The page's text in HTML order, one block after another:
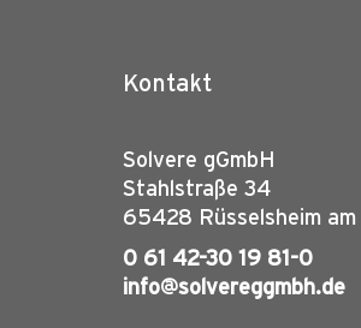
Kontakt
Solvere gGmbH
Stahlstraße 34
65428 Rüsselsheim am
0 61 42-30 19 81-0
info@solvereggmbh.de